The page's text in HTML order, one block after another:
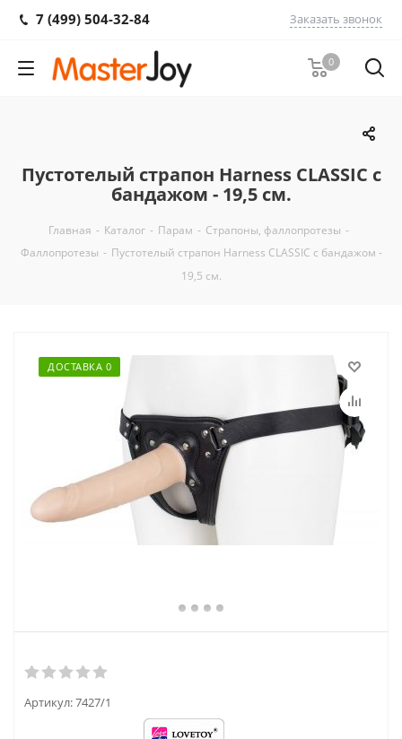
7 (499) 504-32-84 Заказать звонок
0
Пустотелый страпон Harness CLASSIC с
бандажом - 19,5 см.
Главная - Каталог - Парам - Страпоны, фаллопротезы -
Фаллопротезы - Пустотелый страпон Harness CLASSIC с бандажом -
19,5 см.
ДОСТАВКА 0
Артикул:7427/1